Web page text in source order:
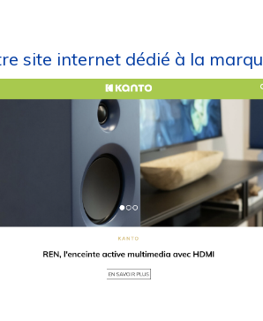
site internet dédié à la